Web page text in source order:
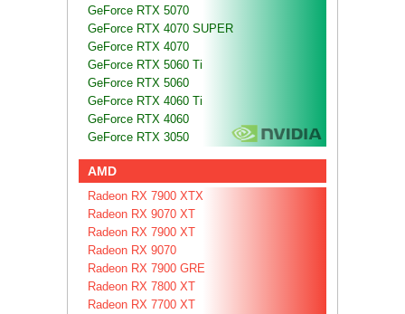
GeForce RTX 5070
GeForce RTX 4070 SUPER
GeForce RTX 4070
GeForce RTX 5060 Ti
GeForce RTX 5060
GeForce RTX 4060 Ti
GeForce RTX 4060
GeForce RTX 3050
AMD
Radeon RX 7900 XTX
Radeon RX 9070 XT
Radeon RX 7900 XT
Radeon RX 9070
Radeon RX 7900 GRE
Radeon RX 7800 XT
Radeon RX 7700 XT